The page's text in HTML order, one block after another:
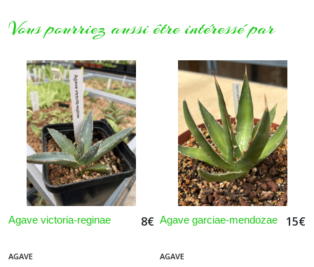
Vous pourriez aussi être intéressé par
Agave victoria-reginae 8€
AGAVE
Agave garciae-mendozae 15€
AGAVE